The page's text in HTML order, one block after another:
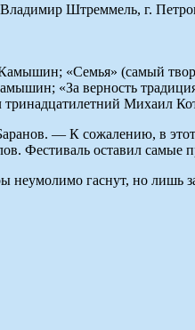
Штреммель, г.
«Семья» (самый
«За верность
Михаил
― К сожалению, в
Фестиваль оставил самые
гаснут, но лишь